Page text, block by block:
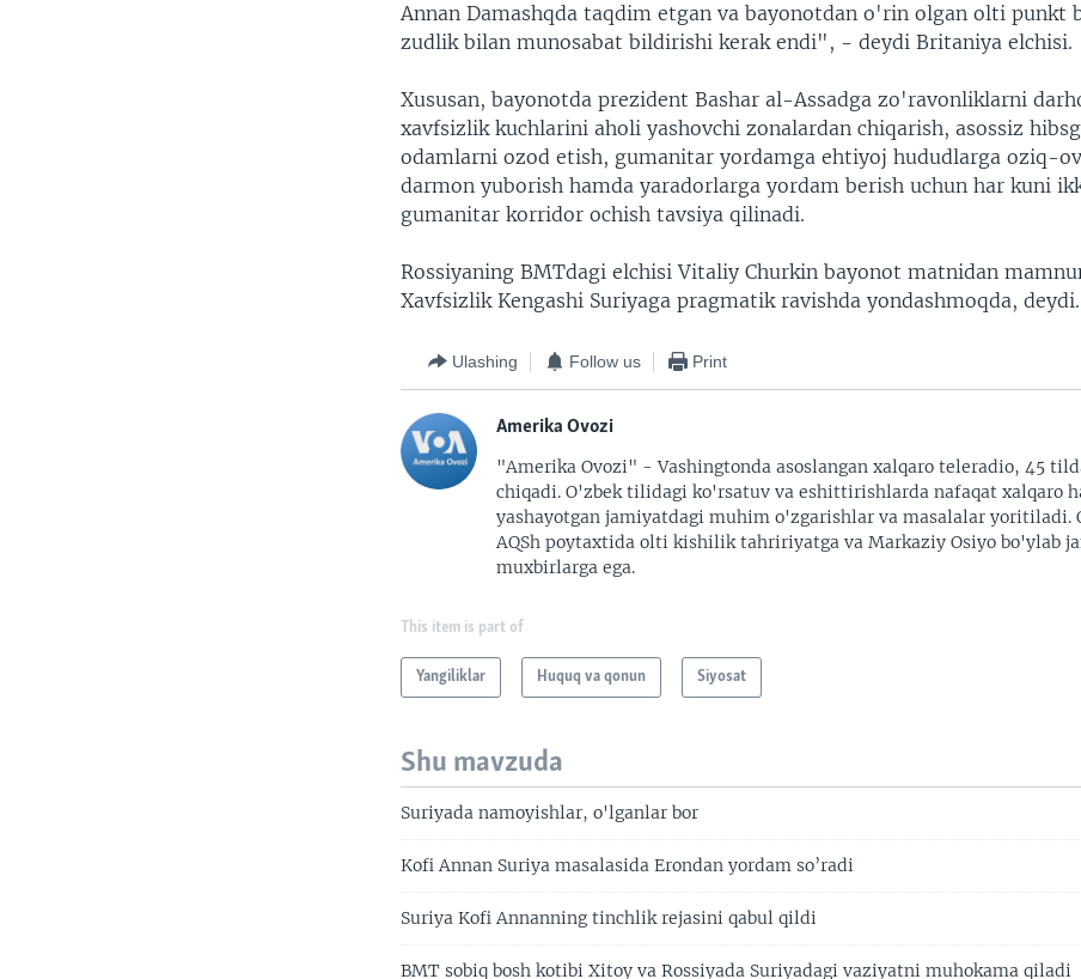
Annan Damashqda taqdim etgan va bayonotdan o'rin olgan olti punkt
zudlik bilan munosabat bildirishi kerak endi", - deydi Britaniya elchisi.
Xususan, bayonotda prezident Bashar al-Assadga zo'ravonliklarni
xavfsizlik kuchlarini aholi yashovchi zonalardan chiqarish, asossiz
odamlarni ozod etish, gumanitar yordamga ehtiyoj hududlarga oziq-
darmon yuborish hamda yaradorlarga yordam berish uchun har kuni
gumanitar korridor ochish tavsiya qilinadi.
Rossiyaning BMTdagi elchisi Vitaliy Churkin bayonot matnidan
Xavfsizlik Kengashi Suriyaga pragmatik ravishda yondashmoqda, deydi.
Ulashing Follow us Print
Amerika Ovozi
"Amerika Ovozi" - Vashingtonda asoslangan xalqaro teleradio, 45
chiqadi. O'zbek tilidagi ko'rsatuv va eshittirishlarda nafaqat xalqaro
yashayotgan jamiyatdagi muhim o'zgarishlar va masalalar yoritiladi.
AQSh poytaxtida olti kishilik tahririyatga va Markaziy Osiyo bo'ylab
muxbirlarga ega.
This item is part of
Yangiliklar Huquq va qonun Siyosat
Shu mavzuda
Suriyada namoyishlar, o'lganlar bor
Kofi Annan Suriya masalasida Erondan yordam so’radi
Suriya Kofi Annanning tinchlik rejasini qabul qildi
BMT sobiq bosh kotibi Xitoy va Rossiyada Suriyadagi vaziyatni muhokama qiladi